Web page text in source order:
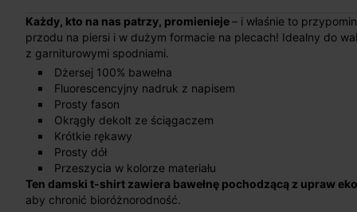
Każdy, kto na nas patrzy, promienieje– i właśnie to
przodu na piersi i w dużym formacie na plecach! Idealny do
z garniturowymi spodniami.
Dżersej 100% bawełna
Fluorescencyjny nadruk z napisem
Prosty fason
Okrągły dekolt ze ściągaczem
Krótkie rękawy
Prosty dół
Przeszycia w kolorze materiału
Ten damski t-shirt zawiera bawełnę pochodzącą z upraw
aby chronić bioróżnorodność.